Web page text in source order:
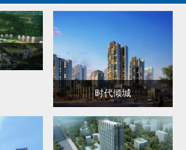
时代倾城